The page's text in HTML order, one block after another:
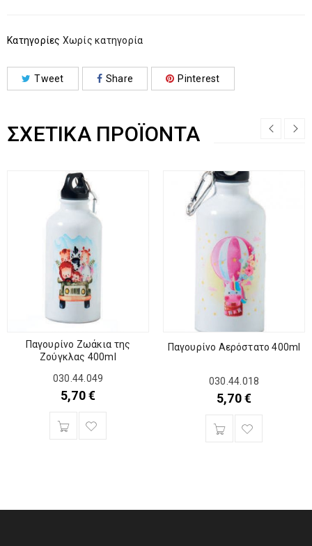
Κατηγορίες Χωρίς κατηγορία
Tweet Share Pinterest
ΣΧΕΤΙΚΆ ΠΡΟΪΌΝΤΑ
Παγουρίνο Ζωάκια της
Ζούγκλας 400ml
030.44.049
5,70€
Παγουρίνο Αερόστατο 400ml
030.44.018
5,70€